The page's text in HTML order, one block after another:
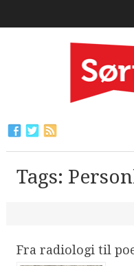
Tags:
Fra radiologi til